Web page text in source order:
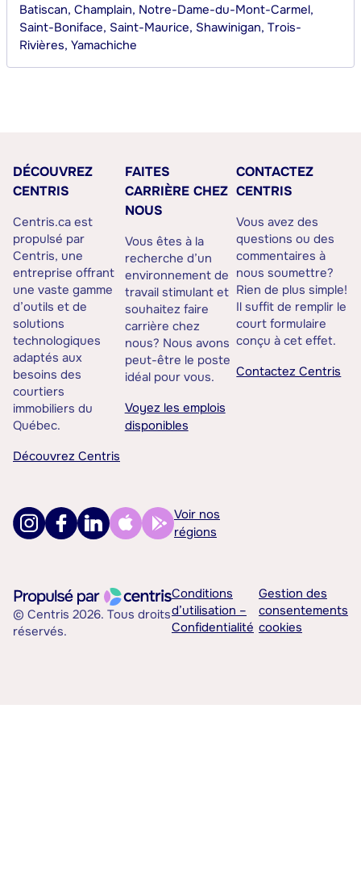
Batiscan, Champlain, Notre-Dame-du-Mont-Carmel,
Saint-Boniface, Saint-Maurice, Shawinigan, Trois-
Rivières, Yamachiche
DÉCOUVREZ
CENTRIS
Centris.ca est
propulsé par
Centris, une
entreprise offrant
une vaste gamme
d’outils et de
solutions
technologiques
adaptés aux
besoins des
courtiers
immobiliers du
Québec.
Découvrez Centris
FAITES
CARRIÈRE CHEZ
NOUS
Vous êtes à la
recherche d’un
environnement de
travail stimulant et
souhaitez faire
carrière chez
nous? Nous avons
peut-être le poste
idéal pour vous.
Voyez les emplois
disponibles
CONTACTEZ
CENTRIS
Vous avez des
questions ou des
commentaires à
nous soumettre?
Rien de plus simple!
Il suffit de remplir le
court formulaire
conçu à cet effet.
Contactez Centris
Voir nos
régions
© Centris 2026. Tous droits
réservés.
Conditions
d’utilisation –
Confidentialité
Gestion des
consentements
cookies